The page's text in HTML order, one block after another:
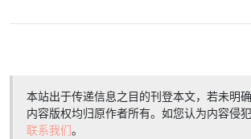
本站出于传递信息之目的刊登本文，若未明确
内容版权均归原作者所有。如您认为内容侵
联系我们。